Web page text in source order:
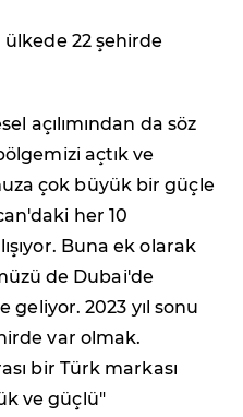
ülkede 22 şehirde
açılımından da söz
açtık ve
çok büyük bir güçle
her 10
Buna ek olarak
de Dubai'de
geliyor. 2023 yıl sonu
var olmak.
bir Türk markası
ve güçlü"